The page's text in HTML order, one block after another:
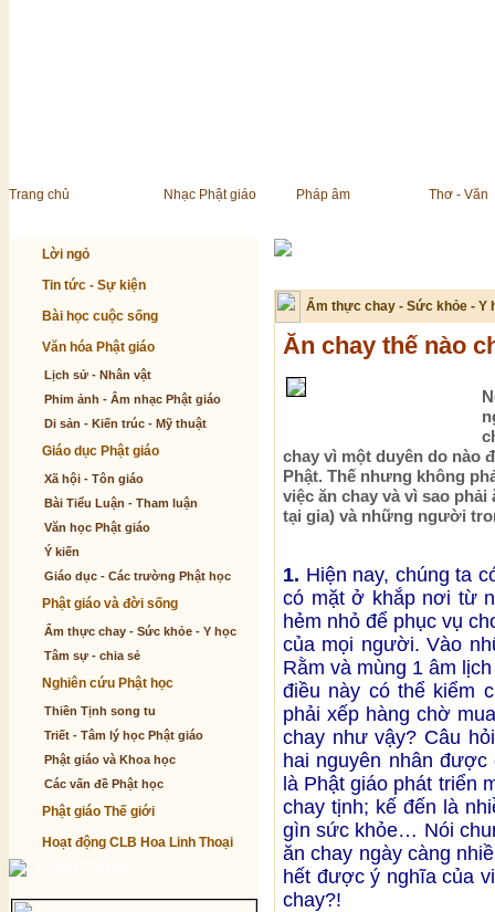
Trang chủ Nhạc Phật giáo Pháp âm Thơ - Văn
Lời ngỏ
Tin tức - Sự kiện
Bài học cuộc sống
Văn hóa Phật giáo
Lịch sử - Nhân vật
Phim ảnh - Âm nhạc Phật giáo
Di sản - Kiến trúc - Mỹ thuật
Giáo dục Phật giáo
Xã hội - Tôn giáo
Bài Tiểu Luận - Tham luận
Văn học Phật giáo
Ý kiến
Giáo dục - Các trường Phật học
Phật giáo và đời sống
Ẩm thực chay - Sức khỏe - Y học
Tâm sự - chia sẻ
Nghiên cứu Phật học
Thiền Tịnh song tu
Triết - Tâm lý học Phật giáo
Phật giáo và Khoa học
Các vấn đề Phật học
Phật giáo Thế giới
Hoạt động CLB Hoa Linh Thoại
Ẩm thực chay - Sức khỏe - Y
Ăn chay thế nào
chay vì một duyên do nào
Phật. Thế nhưng không
việc ăn chay và vì sao
tại gia) và những người
1. Hiện nay, chúng ta
có mặt ở khắp nơi từ
hẻm nhỏ để phục vụ
của mọi người. Vào
Rằm và mùng 1 âm
điều này có thể kiểm
phải xếp hàng chờ
chay như vậy? Câu
hai nguyên nhân
là Phật giáo phát triển
chay tịnh; kế đến là
gìn sức khỏe… Nói
ăn chay ngày càng
hết được ý nghĩa của
chay?!